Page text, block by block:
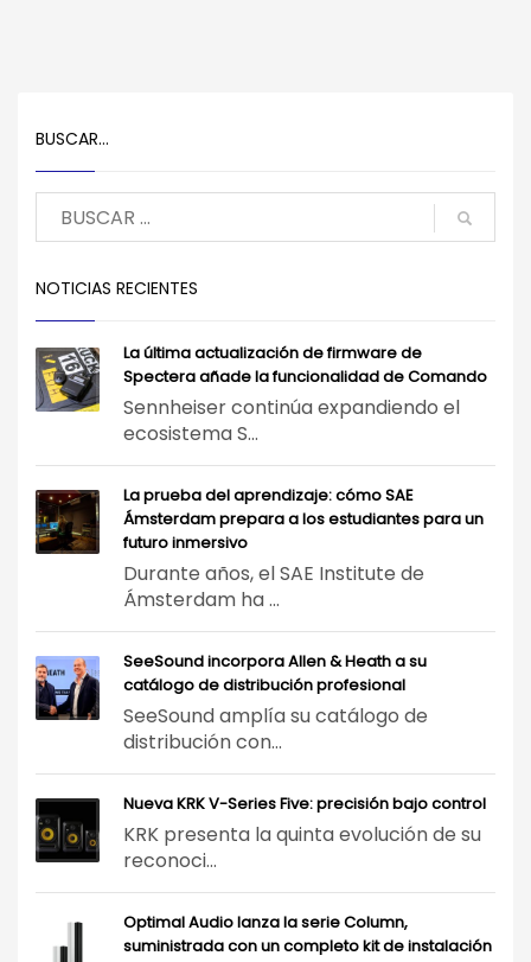
BUSCAR…
NOTICIAS RECIENTES
La última actualización de firmware de
Spectera añade la funcionalidad de Comando
Sennheiser continúa expandiendo el
ecosistema S...
La prueba del aprendizaje: cómo SAE
Ámsterdam prepara a los estudiantes para un
futuro inmersivo
Durante años, el SAE Institute de
Ámsterdam ha ...
SeeSound incorpora Allen & Heath a su
catálogo de distribución profesional
SeeSound amplía su catálogo de
distribución con...
Nueva KRK V-Series Five: precisión bajo control
KRK presenta la quinta evolución de su
reconoci...
Optimal Audio lanza la serie Column,
suministrada con un completo kit de instalación